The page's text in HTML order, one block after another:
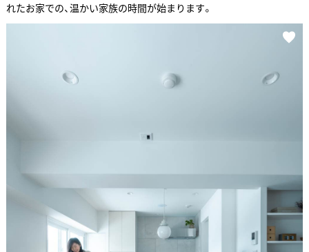
れたお家での、温かい家族の時間が始まります。